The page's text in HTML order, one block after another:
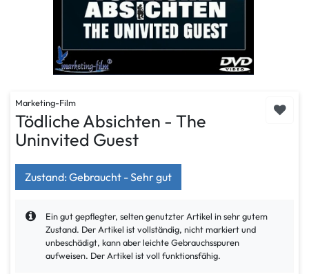
Marketing-Film
Tödliche Absichten - The
Uninvited Guest
Zustand: Gebraucht - Sehr gut
Ein gut gepflegter, selten genutzter Artikel in sehr gutem
Zustand. Der Artikel ist vollständig, nicht markiert und
unbeschädigt, kann aber leichte Gebrauchsspuren
aufweisen. Der Artikel ist voll funktionsfähig.